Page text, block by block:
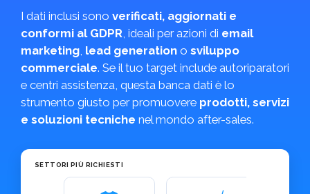
I dati inclusi sono verificati, aggiornati e
conformi al GDPR, ideali per azioni di email
marketing, lead generation o sviluppo
commerciale. Se il tuo target include autoriparatori
e centri assistenza, questa banca dati è lo
strumento giusto per promuovere prodotti, servizi
e soluzioni tecniche nel mondo after-sales.
SETTORI PIÙ RICHIESTI